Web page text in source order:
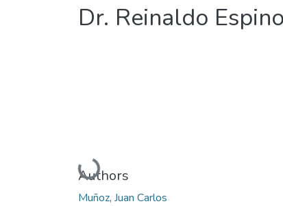
Dr. Reinaldo
Cargando...
Authors
Muñoz, Juan Carlos